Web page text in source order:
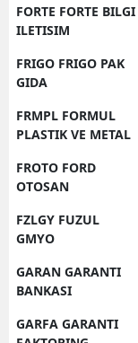
FORTE FORTE BILGI
ILETISIM
FRIGO FRIGO PAK
GIDA
FRMPL FORMUL
PLASTIK VE METAL
FROTO FORD
OTOSAN
FZLGY FUZUL
GMYO
GARAN GARANTI
BANKASI
GARFA GARANTI